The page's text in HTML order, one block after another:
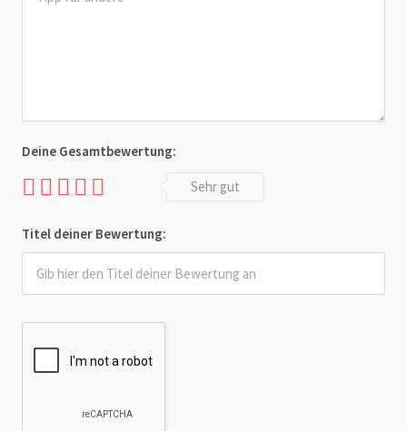
Deine Gesamtbewertung:
Sehr gut
Titel deiner Bewertung: